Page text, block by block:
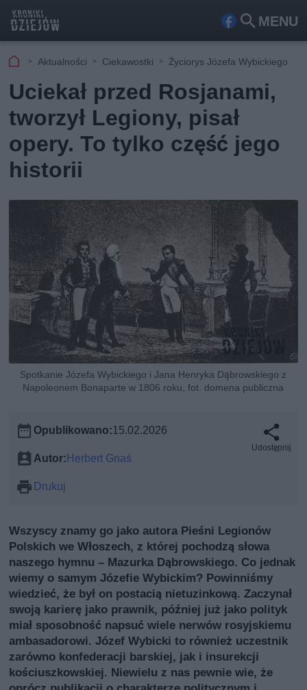
MENU
Fa
ook
Szu
kaj
Aktualności Ciekawostki Życiorys Józefa Wybickiego
Uciekał przed Rosjanami,
tworzył Legiony, pisał
opery. To tylko część jego
historii
Spotkanie Józefa Wybickiego i Jana Henryka Dąbrowskiego z
Napoleonem Bonaparte w 1806 roku, fot. domena publiczna
Opublikowano:15.02.2026
Autor:Herbert Gnaś
Drukuj
Udostępnij
Wszyscy znamy go jako autora Pieśni Legionów
Polskich we Włoszech, z której pochodzą słowa
naszego hymnu – Mazurka Dąbrowskiego. Co jednak
wiemy o samym Józefie Wybickim? Powinniśmy
wiedzieć, że był on postacią nietuzinkową. Zaczynał
swoją karierę jako prawnik, później już jako polityk
miał sposobność napsuć wiele nerwów rosyjskiemu
ambasadorowi. Józef Wybicki to również uczestnik
zarówno konfederacji barskiej, jak i insurekcji
kościuszkowskiej. Niewielu z nas pewnie wie, że